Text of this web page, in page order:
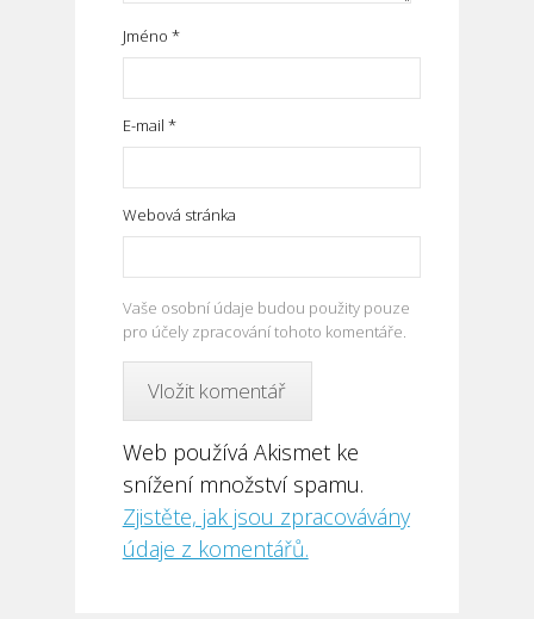
Jméno *
E-mail *
Webová stránka
Vaše osobní údaje budou použity pouze
pro účely zpracování tohoto komentáře.
Web používá Akismet ke
snížení množství spamu.
Zjistěte, jak jsou zpracovávány
údaje z komentářů.